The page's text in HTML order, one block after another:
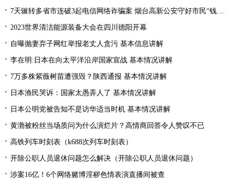
7天辗转多省市连破3起电信网络诈骗案 烟台高新公安守好市民“钱袋子”
2023世界清洁能源装备大会在四川德阳开幕
自曝抛妻弃子网红举报老丈人贪污 基本信息讲解
李在明:日本在向太平洋沿岸国家宣战 基本情况讲解
7万多株紫薇树苗遭强毁？陕西通报 基本情况讲解
日本渔民哭诉：国家太愚弄人了 基本情况讲解
日本公明党被告知不是访华适当时机 基本情况讲解
黄渤被粉丝当场质问为什么演烂片？高情商回答令人赞叹不已
高铁列车时刻表（k688次列车时刻表）
开除公职人员退休问题怎么解决（开除公职人员退休问题）
涉案16亿！6个网络赌博淫秽色情表演直播间被查